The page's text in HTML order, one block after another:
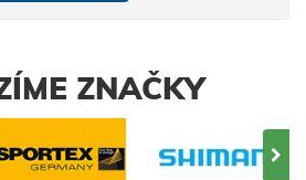
ZNAČKY